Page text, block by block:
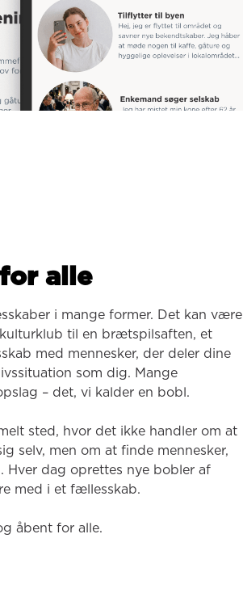
alle
i mange former. Det kan være
til en brætspilsaften, et
med mennesker, der deler dine
som dig. Mange
– det, vi kalder en bobl.
sted, hvor det ikke handler om at
selv, men om at finde mennesker,
dag oprettes nye bobler af
med i et fællesskab.
åbent for alle.